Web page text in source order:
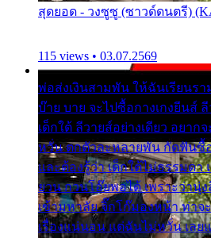
สุดยอด - วงซูซู (ซาวด์ดนตรี)
115 views • 03.07.2569
พ่อส่งเงินสามพัน ให้ฉันเรียนร
บ๊าย บาย จะไปซื้อกางเกงยีนส์ ลี
เด็กใต้ ลีวายส์อย่างเดียว อยาก
หวั่น ตกตัวละหลายพัน กัดฟันซื้
และต้องรู้ว่า เด็กใต้ไม่ธรรมดา
ยวน กวนโอ๊ยพอได้ เพราะว่านุ่
เข้ามหาลัย จิ๊กโก๊มองหน้า ท่าจ
เรื่องแน่นอน แต่ฉันไม่หวั่น เล